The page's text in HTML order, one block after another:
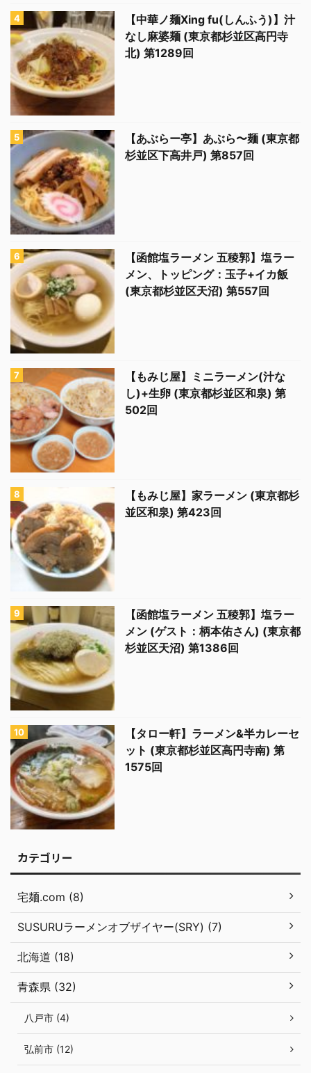
【中華ノ麺Xing fu(しんふう)】汁
なし麻婆麺 (東京都杉並区高円寺
北) 第1289回
【あぶらー亭】あぶら〜麺 (東京都
杉並区下高井戸) 第857回
【函館塩ラーメン 五稜郭】塩ラー
メン、トッピング：玉子+イカ飯
(東京都杉並区天沼) 第557回
【もみじ屋】ミニラーメン(汁な
し)+生卵 (東京都杉並区和泉) 第
502回
【もみじ屋】家ラーメン (東京都杉
並区和泉) 第423回
【函館塩ラーメン 五稜郭】塩ラー
メン (ゲスト：柄本佑さん) (東京都
杉並区天沼) 第1386回
【タロー軒】ラーメン&半カレーセ
ット (東京都杉並区高円寺南) 第
1575回
カテゴリー
宅麺.com (8)
SUSURUラーメンオブザイヤー(SRY) (7)
北海道 (18)
青森県 (32)
八戸市 (4)
弘前市 (12)